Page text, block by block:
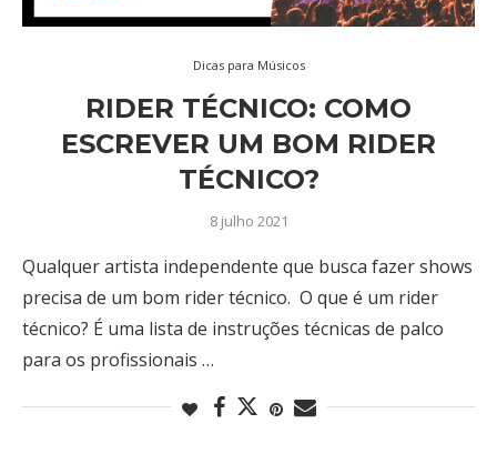
Dicas para Músicos
RIDER TÉCNICO: COMO
ESCREVER UM BOM RIDER
TÉCNICO?
8 julho 2021
Qualquer artista independente que busca fazer shows
precisa de um bom rider técnico. O que é um rider
técnico? É uma lista de instruções técnicas de palco
para os profissionais …